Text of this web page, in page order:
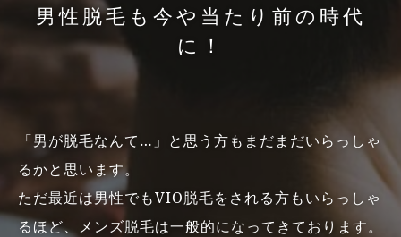
男性 脱毛 も 今や 当 た り 前の 時代
に ！
「男が脱毛なんて…」と思う方もまだまだいらっしゃ
るかと思います。
ただ最近は男性でもVIO脱毛をされる方もいらっしゃ
るほど、メンズ脱毛は一般的になってきております。